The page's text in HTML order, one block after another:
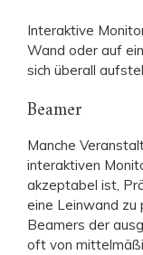
Interaktive
Wand oder auf
sich überall
Beamer
Manche
interaktiven
akzeptabel ist,
eine Leinwand zu
Beamers der
oft von